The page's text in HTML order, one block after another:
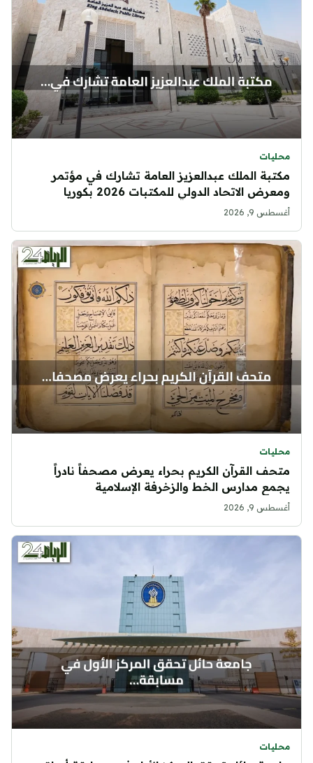
محليات
مكتبة الملك عبدالعزيز العامة تشارك في مؤتمر
ومعرض الاتحاد الدولي للمكتبات 2026 بكوريا
الجنوبية
أغسطس 9, 2026
محليات
متحف القرآن الكريم بحراء يعرض مصحفاً نادراً
يجمع مدارس الخط والزخرفة الإسلامية
أغسطس 9, 2026
محليات